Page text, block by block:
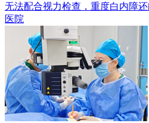
无法配合视力检查，重度白内障还
医院